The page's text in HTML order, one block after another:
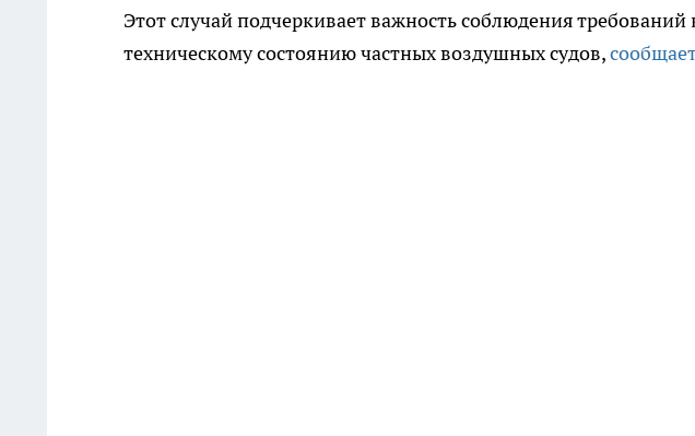
Этот случай подчеркивает важность соблюдения
техническому состоянию частных воздушных судов,